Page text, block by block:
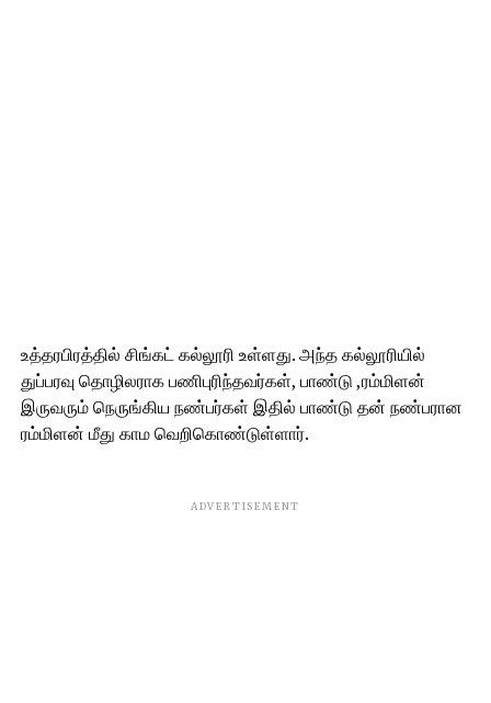
உத்தரபிரத்தில் சிங்கட் கல்லூரி உள்ளது. அந்த கல்லூரியில்
துப்பரவு தொழிலராக பணிபுரிந்தவர்கள், பாண்டு ,ரம்மிளன்
இருவரும் நெருங்கிய நண்பர்கள் இதில் பாண்டு தன் நண்பரான
ரம்மிளன் மீது காம வெறிகொண்டுள்ளார்.
ADVERTISEMENT